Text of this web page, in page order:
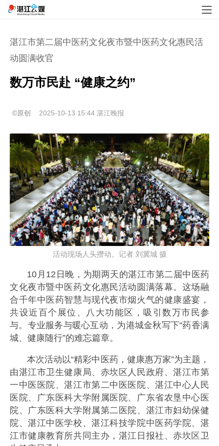
湛江市第二届中医药文化夜市暨中医药文化惠民活
动圆满收官
数万市民赴 “健康之约”
©原创 2025-10-13 15:44 湛江晚报
活动现场人头攒动。记者 刘冀城 摄
10月12日晚，为期两天的湛江市第二届中医药
文化夜市暨中医药文化惠民活动圆满落幕。这场融
合千年中医药智慧与现代夜市烟火气的健康盛宴，
共设近百个展位、八大功能区，吸引数万市民参
与。专业服务与暖心互动，为港城金秋写下“药香满
城、健康随行”的难忘篇章。
本次活动以“精彩中医药，健康惠万家”为主题，
由湛江市卫生健康局、赤坎区人民政府、湛江市第
一中医医院、湛江市第二中医医院、湛江中心人民
医院、广东医科大学附属医院、广东省农垦中心医
院、广东医科大学附属第二医院、湛江市妇幼保健
院、湛江中医学校、湛江科技学院中医药学院、湛
江市健康教育所共同主办，湛江日报社、赤坎区卫